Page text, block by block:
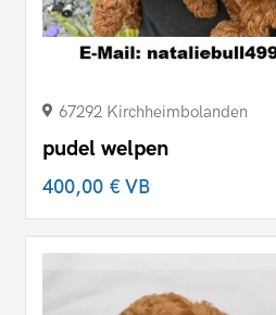
67292 Kirchheimbolanden
pudel welpen
400,00 €VB